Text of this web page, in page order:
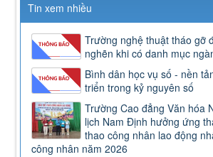
Tin xem nhiều
Trường nghệ thuật tháo gỡ
nghẽn khi có danh mục
Bình dân học vụ số - nền
triển trong kỷ nguyên số
Trường Cao đẳng Văn hóa
lịch Nam Định hưởng ứng
thao công nhân lao động
công nhân năm 2026